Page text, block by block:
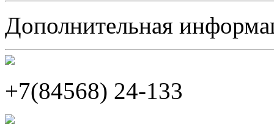
Дополнительная
+7(84568) 24-133